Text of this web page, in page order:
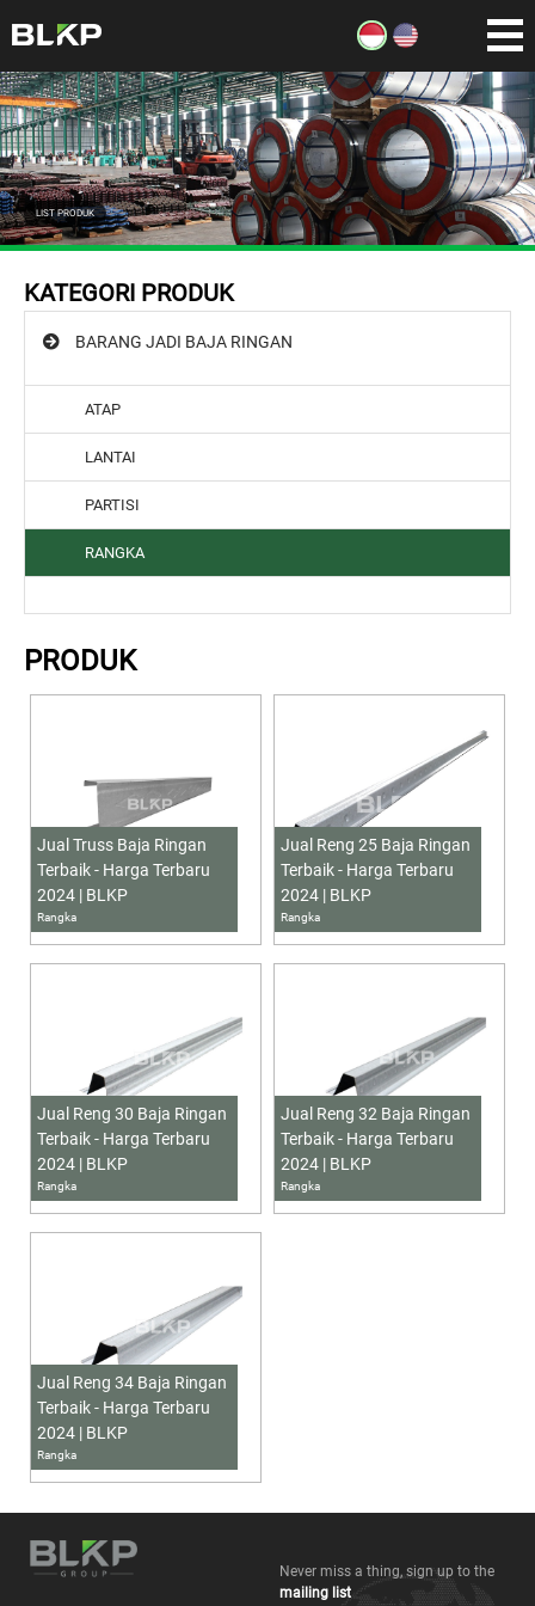
LIST PRODUK
KATEGORI PRODUK
BARANG JADI BAJA RINGAN
ATAP
LANTAI
PARTISI
RANGKA
PRODUK
Jual Truss Baja Ringan
Terbaik - Harga Terbaru
2024 | BLKP
Rangka
Jual Reng 25 Baja Ringan
Terbaik - Harga Terbaru
2024 | BLKP
Rangka
Jual Reng 30 Baja Ringan
Terbaik - Harga Terbaru
2024 | BLKP
Rangka
Jual Reng 32 Baja Ringan
Terbaik - Harga Terbaru
2024 | BLKP
Rangka
Jual Reng 34 Baja Ringan
Terbaik - Harga Terbaru
2024 | BLKP
Rangka
Never miss a thing, sign up to the
mailing list